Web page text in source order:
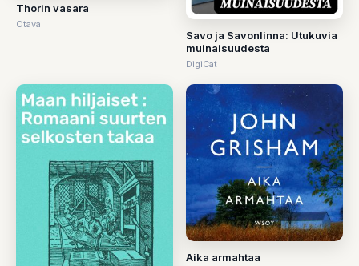
Thorin vasara
Otava
Savo ja Savonlinna: Utukuvia
muinaisuudesta
DigiCat
Aika armahtaa